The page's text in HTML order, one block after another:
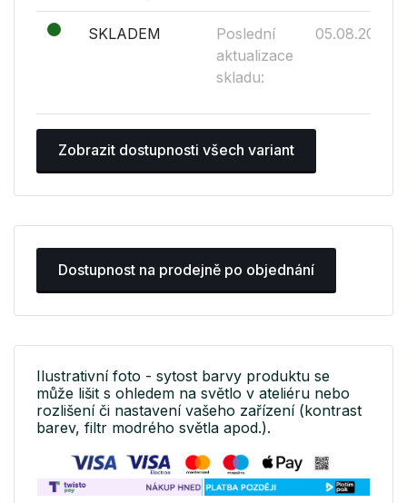
SKLADEM
Poslední
aktualizace
skladu:
05.08.2026
Zobrazit dostupnosti všech variant
Dostupnost na prodejně po objednání
Ilustrativní foto - sytost barvy produktu se
může lišit s ohledem na světlo v ateliéru nebo
rozlišení či nastavení vašeho zařízení (kontrast
barev, filtr modrého světla apod.).